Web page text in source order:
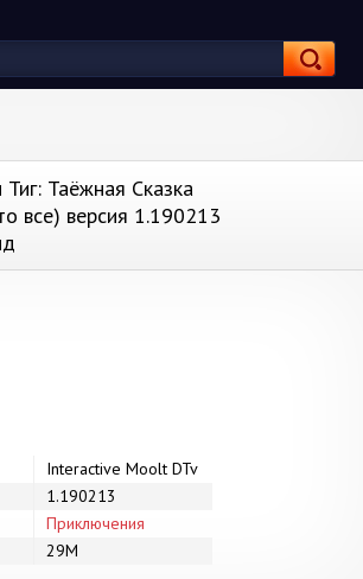
Таёжная Сказка
все) версия 1.190213
Interactive Moolt DTv
1.190213
Приключения
29M